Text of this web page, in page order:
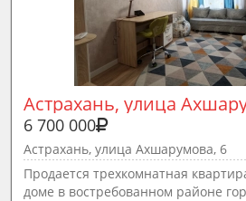
Астрахань, улица
6 700 000
Астрахань, улица Ахшарумова, 6
Продается трехкомнатная
доме в востребованном районе